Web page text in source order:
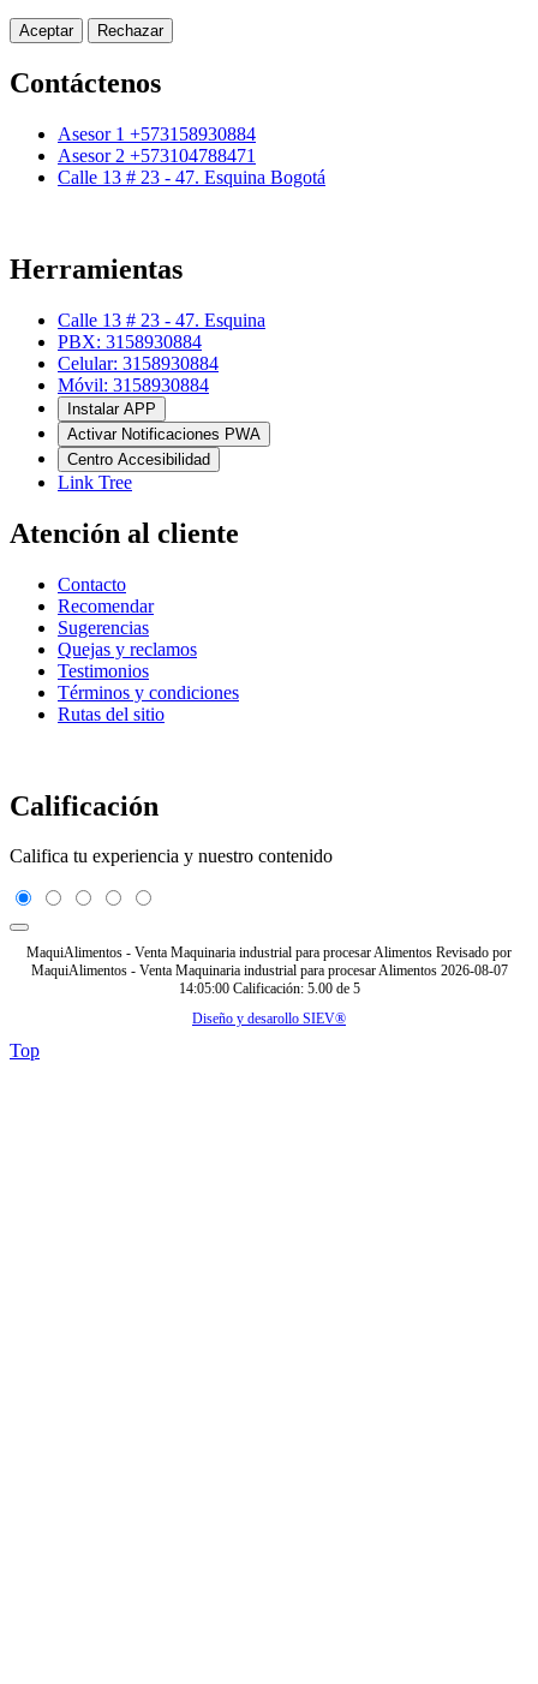
Aceptar Rechazar
Contáctenos
Asesor 1 +573158930884
Asesor 2 +573104788471
Calle 13 # 23 - 47. Esquina Bogotá
Herramientas
Calle 13 # 23 - 47. Esquina
PBX: 3158930884
Celular: 3158930884
Móvil: 3158930884
Instalar APP
Activar Notificaciones PWA
Centro Accesibilidad
Link Tree
Atención al cliente
Contacto
Recomendar
Sugerencias
Quejas y reclamos
Testimonios
Términos y condiciones
Rutas del sitio
Calificación
Califica tu experiencia y nuestro contenido
MaquiAlimentos - Venta Maquinaria industrial para procesar Alimentos Revisado por
MaquiAlimentos - Venta Maquinaria industrial para procesar Alimentos 2026-08-07
14:05:00 Calificación: 5.00 de 5
Diseño y desarollo SIEV®
Top